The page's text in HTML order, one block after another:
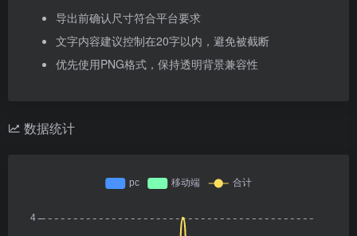
导出前确认尺寸符合平台要求
文字内容建议控制在20字以内，避免被截断
优先使用PNG格式，保持透明背景兼容性
数据统计